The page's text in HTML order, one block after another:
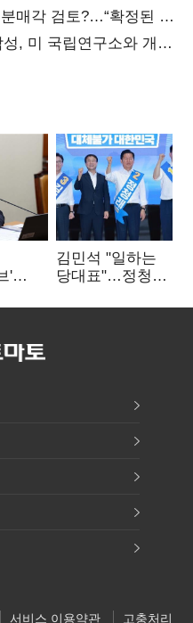
매각 검토?…“확정된 바
, 미 국립연구소와 개발
'
김민석 "일하는
당대표"…정청래
중요"
서비스 이용약관 고충처리